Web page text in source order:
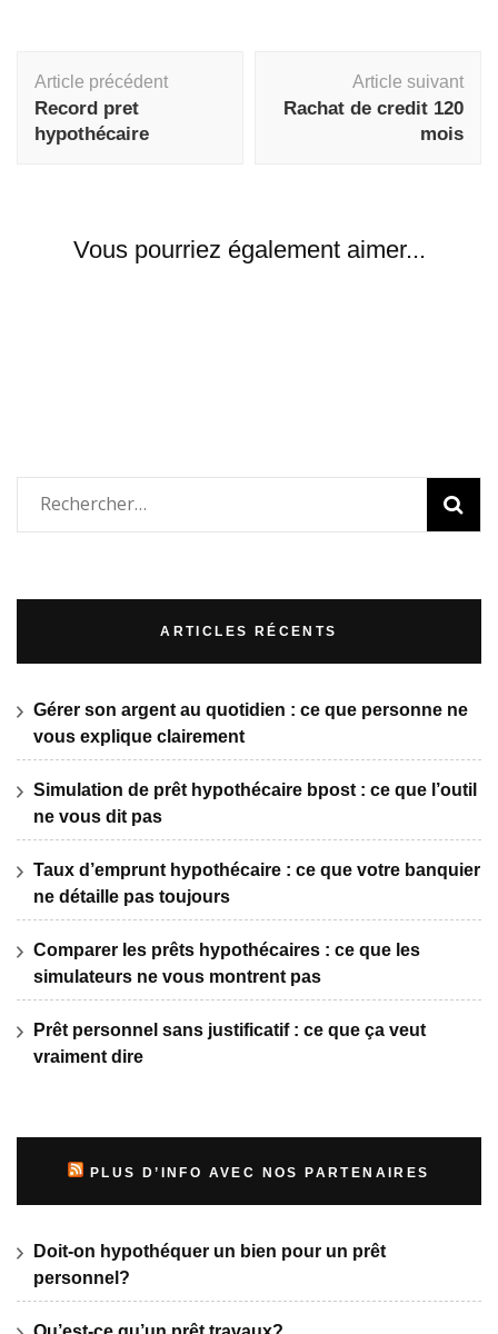
d'article
Article précédent
Record pret
hypothécaire
Article suivant
Rachat de credit 120
mois
Vous pourriez également aimer...
Rechercher :
ARTICLES RÉCENTS
Gérer son argent au quotidien : ce que personne ne
vous explique clairement
Simulation de prêt hypothécaire bpost : ce que l’outil
ne vous dit pas
Taux d’emprunt hypothécaire : ce que votre banquier
ne détaille pas toujours
Comparer les prêts hypothécaires : ce que les
simulateurs ne vous montrent pas
Prêt personnel sans justificatif : ce que ça veut
vraiment dire
PLUS D’INFO AVEC NOS PARTENAIRES
Doit-on hypothéquer un bien pour un prêt
personnel?